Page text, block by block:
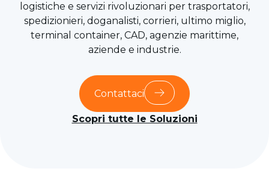
logistiche e servizi rivoluzionari per trasportatori,
spedizionieri, doganalisti, corrieri, ultimo miglio,
terminal container, CAD, agenzie marittime,
aziende e industrie.
Contattaci
Scopri tutte le Soluzioni